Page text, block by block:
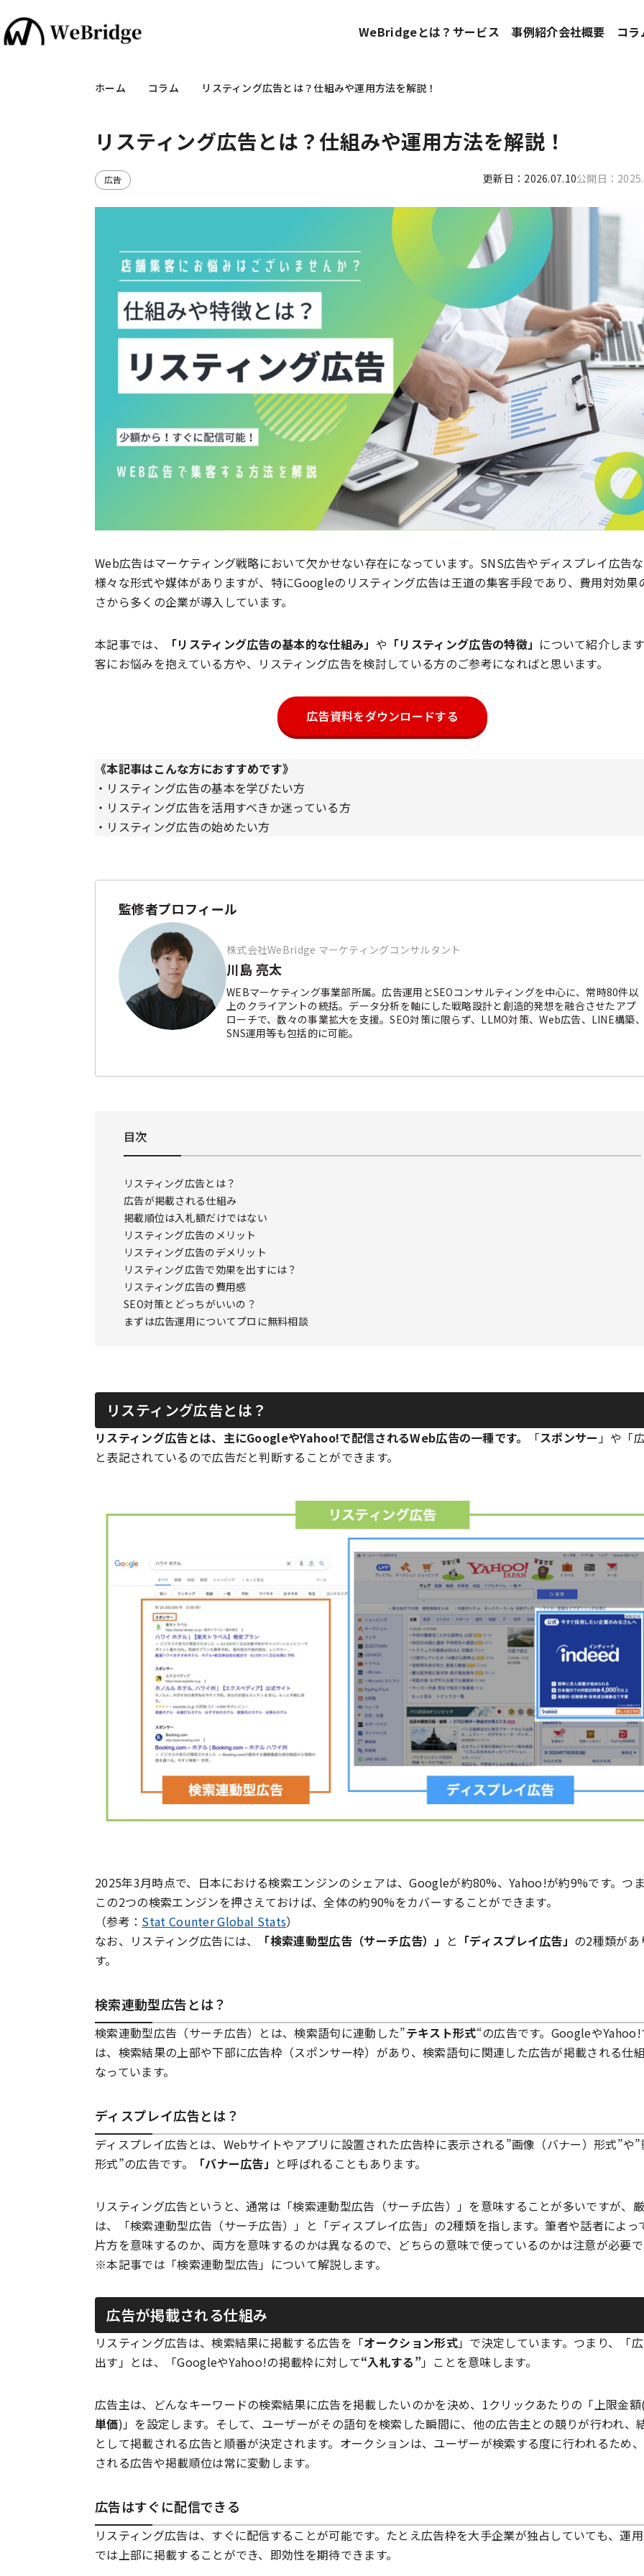
WeBridgeとは？ サービス 事例紹介会社概要 コラ
ホーム コラム リスティング広告とは？仕組みや運用方法を解説！
リスティング広告とは？仕組みや運用方法を解説！
広告 更新日：2026.07.10公開日：
Web広告はマーケティング戦略において欠かせない存在になっています。SNS広告やディスプレイ広告
様々な形式や媒体がありますが、特にGoogleのリスティング広告は王道の集客手段であり、費用対効果
さから多くの企業が導入しています。
本記事では、 「リスティング広告の基本的な仕組み」 や 「リスティング広告の特徴」 について紹介しま
客にお悩みを抱えている方や、リスティング広告を検討している方のご参考になればと思います。
広告資料をダウンロードする
《本記事はこんな方におすすめです》
・リスティング広告の基本を学びたい方
・リスティング広告を活用すべきか迷っている方
・リスティング広告の始めたい方
監修者プロフィール
株式会社WeBridge マーケティングコンサルタント
川島 亮太
WEBマーケティング事業部所属。広告運用とSEOコンサルティングを中心に、常時80件以
上のクライアントの統括。データ分析を軸にした戦略設計と創造的発想を融合させたアプ
ローチで、数々の事業拡大を支援。SEO対策に限らず、LLMO対策、Web広告、LINE構築
SNS運用等も包括的に可能。
目次
リスティング広告とは？
広告が掲載される仕組み
掲載順位は入札額だけではない
リスティング広告のメリット
リスティング広告のデメリット
リスティング広告で効果を出すには？
リスティング広告の費用感
SEO対策とどっちがいいの？
まずは広告運用についてプロに無料相談
リスティング広告とは？
リスティング広告とは、主にGoogleやYahoo!で配信されるWeb広告の一種です。 「スポンサー」や「
と表記されているので広告だと判断することができます。
2025年3月時点で、日本における検索エンジンのシェアは、Googleが約80%、Yahoo!が約9%です。つ
この2つの検索エンジンを押さえておけば、全体の約90%をカバーすることができます。
（参考： Stat Counter Global Stats）
なお、リスティング広告には、
「検索連動型広告（サーチ広告）」 と 「ディスプレイ広告」 の2種類があ
す。
検索連動型広告とは？
検索連動型広告（サーチ広告）とは、検索語句に連動した”テキスト形式“の広告です。Googleや
は、検索結果の上部や下部に広告枠（スポンサー枠）があり、検索語句に関連した広告が掲載される仕
なっています。
ディスプレイ広告とは？
ディスプレイ広告とは、Webサイトやアプリに設置された広告枠に表示される”画像（バナー）形式”や
形式”の広告です。
「バナー広告」 と呼ばれることもあります。
リスティング広告というと、通常は「検索連動型広告（サーチ広告）」を意味することが多いですが、
は、「検索連動型広告（サーチ広告）」と「ディスプレイ広告」の2種類を指します。筆者や話者によっ
片方を意味するのか、両方を意味するのかは異なるので、どちらの意味で使っているのかは注意が必要
※本記事では「検索連動型広告」について解説します。
広告が掲載される仕組み
リスティング広告は、検索結果に掲載する広告を「オークション形式」で決定しています。つまり、「
出す」とは、「GoogleやYahoo!の掲載枠に対して“入札する”」ことを意味します。
広告主は、どんなキーワードの検索結果に広告を掲載したいのかを決め、1クリックあたりの「上限金
単価)」を設定します。そして、ユーザーがその語句を検索した瞬間に、他の広告主との競りが行われ、
として掲載される広告と順番が決定されます。オークションは、ユーザーが検索する度に行われるため
される広告や掲載順位は常に変動します。
広告はすぐに配信できる
リスティング広告は、すぐに配信することが可能です。たとえ広告枠を大手企業が独占していても、運
では上部に掲載することができ、即効性を期待できます。